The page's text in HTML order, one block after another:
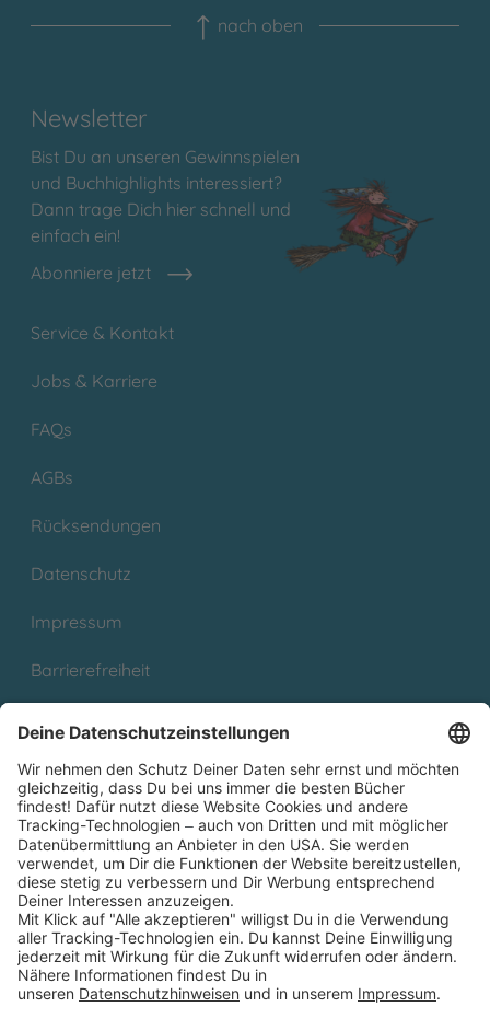
nach oben
Newsletter
Bist Du an unseren Gewinnspielen
und Buchhighlights interessiert?
Dann trage Dich hier schnell und
einfach ein!
Abonniere jetzt
Service & Kontakt
Jobs & Karriere
FAQs
AGBs
Rücksendungen
Datenschutz
Impressum
Barrierefreiheit
Partnerprogramm (Affiliate)
Folge uns auf
* Versandkostenfrei ab 9,00 € Bestellwert innerhalb
Deutschlands
** Lieferzeit 1-3 Werktage innerhalb Deutschlands